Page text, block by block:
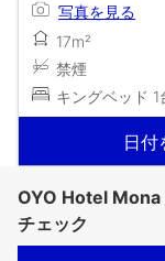
写真を見る
17m²
禁煙
キングベッド 1
日付
OYO Hotel Mona
チェック